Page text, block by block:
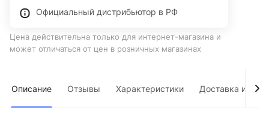
Официальный дистрибьютор в РФ
Цена действительна только для интернет-магазина и
может отличаться от цен в розничных магазинах
Описание Отзывы Характеристики Доставка и